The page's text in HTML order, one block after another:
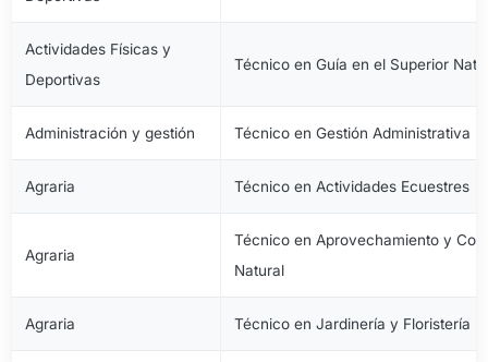
Actividades Físicas y
Deportivas
Técnico en Guía en el Superior
Administración y gestión Técnico en Gestión Administrativa
Agraria Técnico en Actividades Ecuestres
Agraria
Técnico en Aprovechamiento y
Natural
Agraria Técnico en Jardinería y Floristería